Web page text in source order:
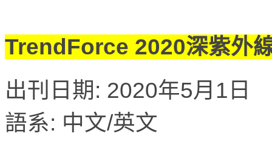
TrendForce 2020深紫外
出刊日期: 2020年5月1日
語系: 中文/英文